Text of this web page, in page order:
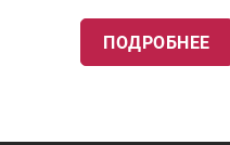
ПОДРОБНЕЕ